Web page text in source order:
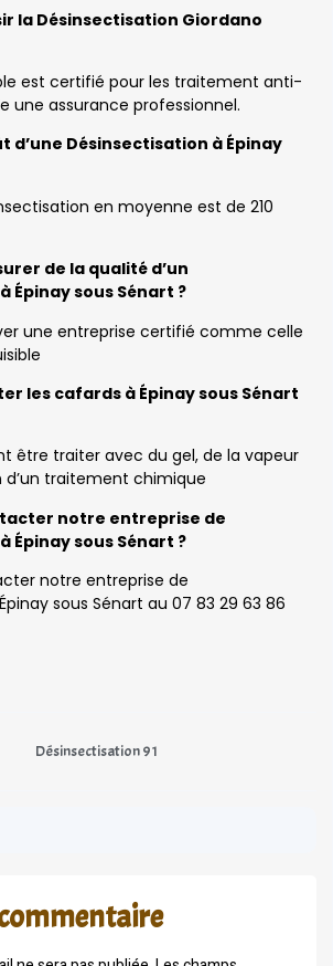
la Désinsectisation Giordano
est certifié pour les traitement anti-
une assurance professionnel.
d’une Désinsectisation à Épinay
en moyenne est de 210
de la qualité d’un
Épinay sous Sénart ?
une entreprise certifié comme celle
les cafards à Épinay sous Sénart
être traiter avec du gel, de la vapeur
d’un traitement chimique
notre entreprise de
Épinay sous Sénart ?
notre entreprise de
sous Sénart au 07 83 29 63 86
Désinsectisation 91